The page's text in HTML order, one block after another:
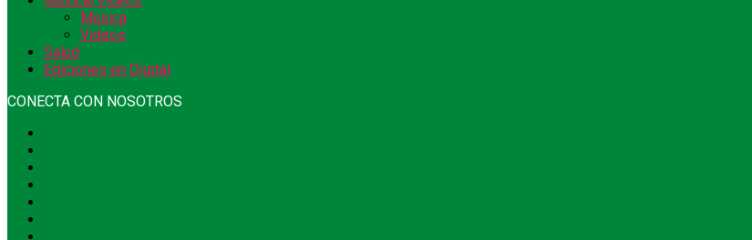
Música
Videos
Salud
Ediciones en Digital
CONECTA CON NOSOTROS